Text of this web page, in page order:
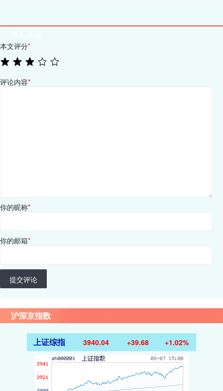
本文评分*
评论内容*
你的昵称*
你的邮箱*
提交评论
沪深京指数
上证综指 3940.04 +39.68 +1.02%